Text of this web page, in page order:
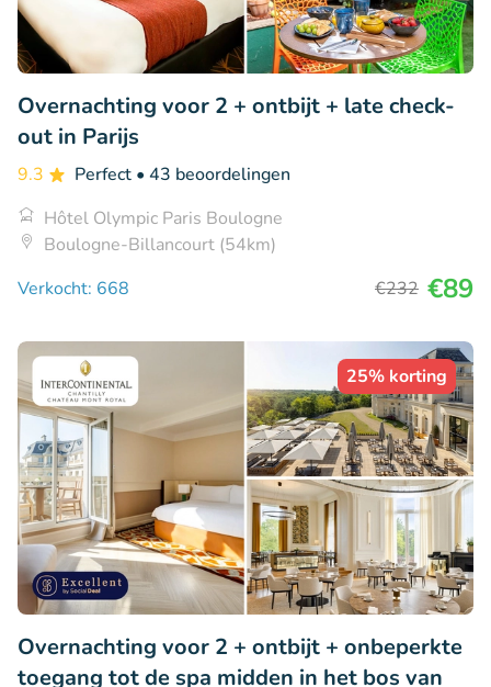
Overnachting voor 2 + ontbijt + late check-
out in Parijs
9.3 Perfect • 43 beoordelingen
Hôtel Olympic Paris Boulogne
Boulogne-Billancourt (54km)
Verkocht: 668
€232 €89
25% korting
Overnachting voor 2 + ontbijt + onbeperkte
toegang tot de spa midden in het bos van